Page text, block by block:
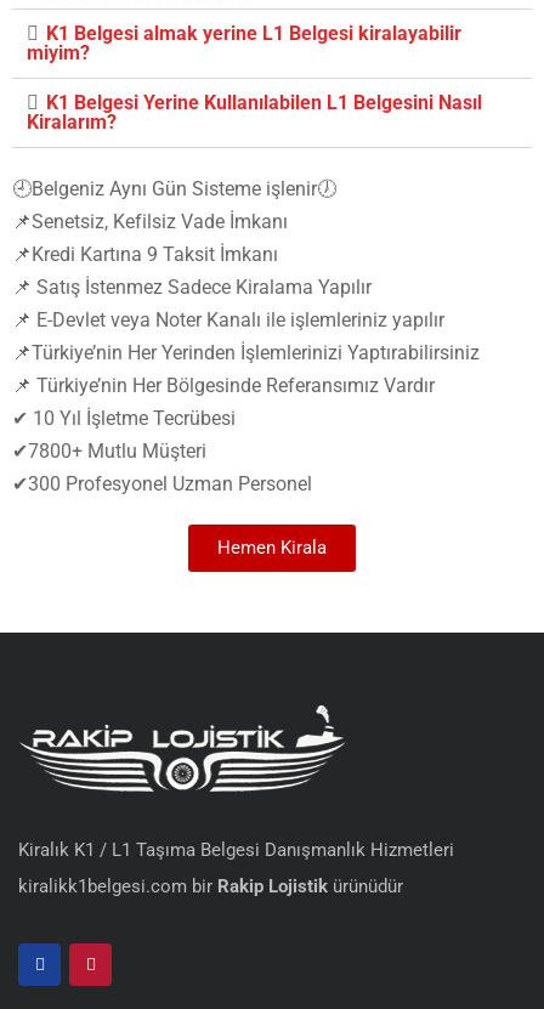
K1 Belgesi almak yerine L1 Belgesi kiralayabilir
miyim?
K1 Belgesi Yerine Kullanılabilen L1 Belgesini Nasıl
Kiralarım?
🕘Belgeniz Aynı Gün Sisteme işlenir🕖
📌Senetsiz, Kefilsiz Vade İmkanı
📌Kredi Kartına 9 Taksit İmkanı
📌 Satış İstenmez Sadece Kiralama Yapılır
📌 E-Devlet veya Noter Kanalı ile işlemleriniz yapılır
📌Türkiye’nin Her Yerinden İşlemlerinizi Yaptırabilirsiniz
📌 Türkiye’nin Her Bölgesinde Referansımız Vardır
✔ 10 Yıl İşletme Tecrübesi
✔7800+ Mutlu Müşteri
✔300 Profesyonel Uzman Personel
Hemen Kirala
Kiralık K1 / L1 Taşıma Belgesi Danışmanlık Hizmetleri
kiralikk1belgesi.com bir Rakip Lojistik ürünüdür